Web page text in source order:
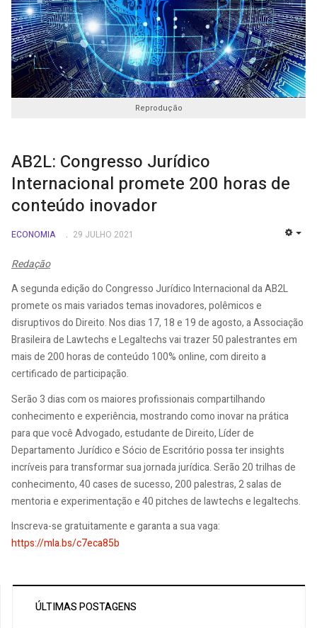
Reprodução
AB2L: Congresso Jurídico
Internacional promete 200 horas de
conteúdo inovador
ECONOMIA 29 JULHO 2021
Redação
A segunda edição do Congresso Jurídico Internacional da AB2L
promete os mais variados temas inovadores, polêmicos e
disruptivos do Direito. Nos dias 17, 18 e 19 de agosto, a Associação
Brasileira de Lawtechs e Legaltechs vai trazer 50 palestrantes em
mais de 200 horas de conteúdo 100% online, com direito a
certificado de participação.
Serão 3 dias com os maiores profissionais compartilhando
conhecimento e experiência, mostrando como inovar na prática
para que você Advogado, estudante de Direito, Líder de
Departamento Jurídico e Sócio de Escritório possa ter insights
incríveis para transformar sua jornada jurídica. Serão 20 trilhas de
conhecimento, 40 cases de sucesso, 200 palestras, 2 salas de
mentoria e experimentação e 40 pitches de lawtechs e legaltechs.
Inscreva-se gratuitamente e garanta a sua vaga:
https://mla.bs/c7eca85b
ÚLTIMAS POSTAGENS